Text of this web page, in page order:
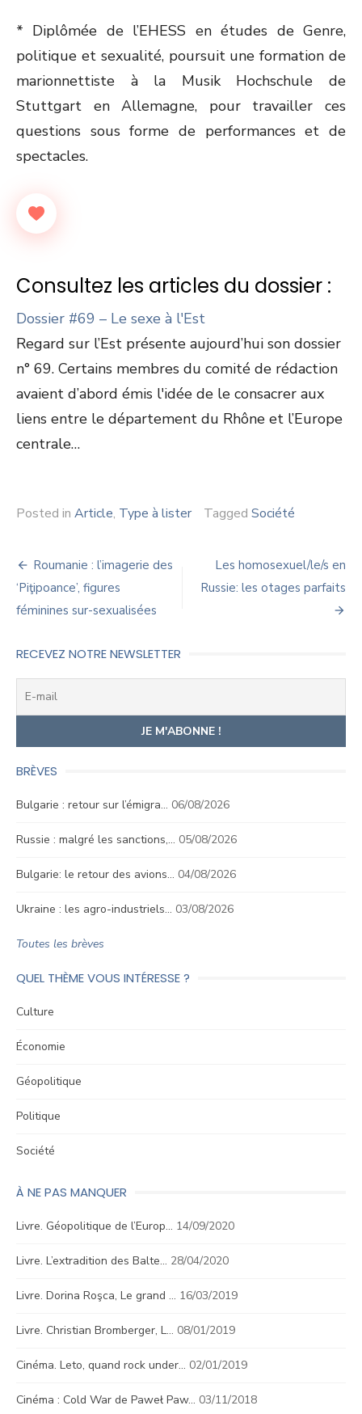
* Diplômée de l’EHESS en études de Genre,
politique et sexualité, poursuit une formation de
marionnettiste à la Musik Hochschule de
Stuttgart en Allemagne, pour travailler ces
questions sous forme de performances et de
spectacles.
Consultez les articles du dossier :
Dossier #69 – Le sexe à l'Est
Regard sur l’Est présente aujourd’hui son dossier
n° 69. Certains membres du comité de rédaction
avaient d’abord émis l'idée de le consacrer aux
liens entre le département du Rhône et l’Europe
centrale…
Posted in Article, Type à lister Tagged Société
Navigation
de
l’article
Roumanie : l’imagerie des
‘Piţipoance’, figures
féminines sur-sexualisées
Les homosexuel/le/s en
Russie: les otages parfaits
RECEVEZ NOTRE NEWSLETTER
BRÈVES
Bulgarie : retour sur l’émigra… 06/08/2026
Russie : malgré les sanctions,… 05/08/2026
Bulgarie: le retour des avions… 04/08/2026
Ukraine : les agro-industriels… 03/08/2026
Toutes les brèves
QUEL THÈME VOUS INTÉRESSE ?
Culture
Économie
Géopolitique
Politique
Société
À NE PAS MANQUER
Livre. Géopolitique de l’Europ… 14/09/2020
Livre. L’extradition des Balte… 28/04/2020
Livre. Dorina Roşca, Le grand … 16/03/2019
Livre. Christian Bromberger, L… 08/01/2019
Cinéma. Leto, quand rock under… 02/01/2019
Cinéma : Cold War de Paweł Paw… 03/11/2018